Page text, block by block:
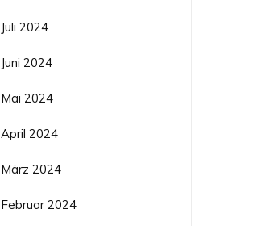
Juli 2024
Juni 2024
Mai 2024
April 2024
März 2024
Februar 2024